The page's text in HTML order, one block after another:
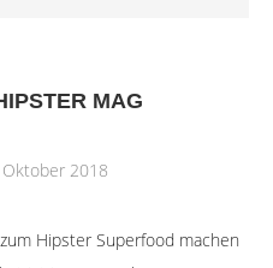
MAG
Oktober 2018
Hipster Superfood machen